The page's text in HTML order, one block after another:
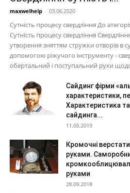
maxwelhelp - 03.06.2020
Сутність процесу свердління До
Сутність процесу свердління
утворення зняттям стружки отворів в
допомогою ріжучого інструменту -
обертальний і поступальний рухи щодо
Сайдинг фірми
характеристики,
Характеристика
сайдинга...
11.05.2019
Кромочні
руками.
руками
28.09.2018